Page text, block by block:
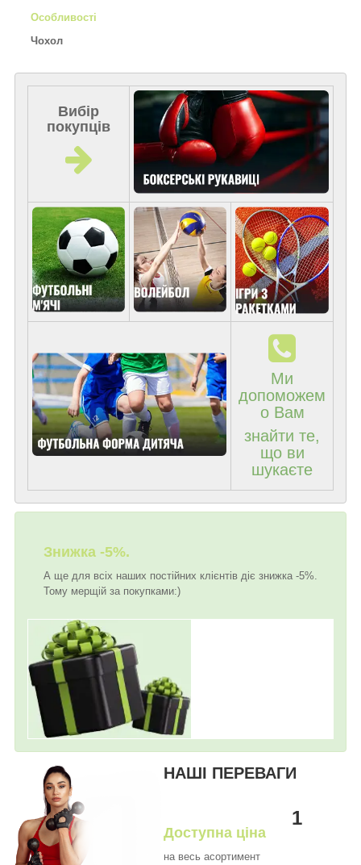
Особливості
Чохол
Вибір
покупців
Ми
допоможем
о Вам
знайти те,
що ви
шукаєте
Знижка -5%.
А ще для всіх наших постійних клієнтів діє знижка -5%.
Тому мерщій за покупками:)
НАШІ ПЕРЕВАГИ
1
Доступна ціна
на весь асортимент